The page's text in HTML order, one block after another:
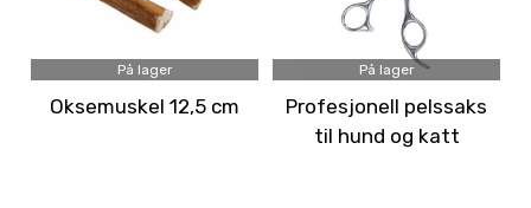
På lager
Oksemuskel 12,5 cm
På lager
Profesjonell pelssaks
til hund og katt